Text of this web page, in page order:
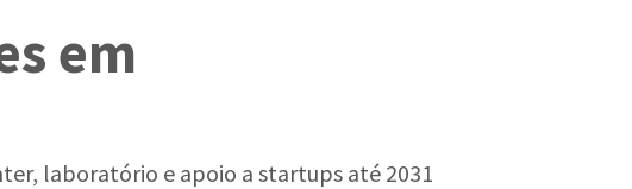
em
laboratório e apoio a startups até 2031